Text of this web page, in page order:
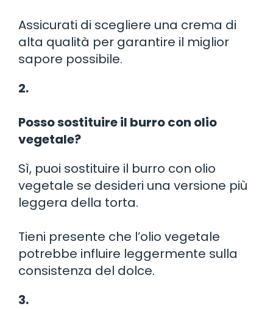
Assicurati di scegliere una crema di
alta qualità per garantire il miglior
sapore possibile.
2.
Posso sostituire il burro con olio
vegetale?
Sì, puoi sostituire il burro con olio
vegetale se desideri una versione più
leggera della torta.
Tieni presente che l’olio vegetale
potrebbe influire leggermente sulla
consistenza del dolce.
3.